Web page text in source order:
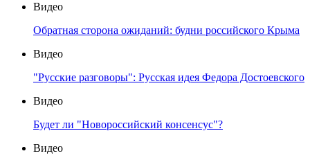
Видео
Обратная сторона ожиданий: будни российского Крыма
Видео
"Русские разговоры": Русская идея Федора Достоевского
Видео
Будет ли "Новороссийский консенсус"?
Видео